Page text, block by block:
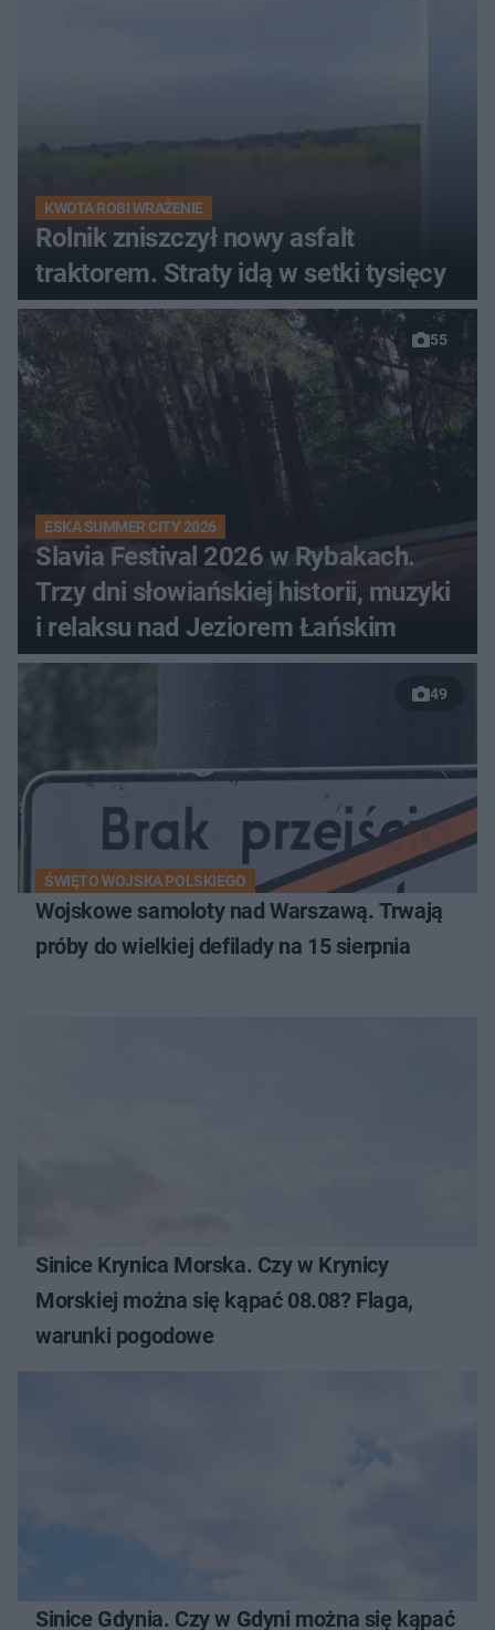
KWOTA ROBI WRAŻENIE
Rolnik zniszczył nowy asfalt
traktorem. Straty idą w setki tysięcy
55
ESKA SUMMER CITY 2026
Slavia Festival 2026 w Rybakach.
Trzy dni słowiańskiej historii, muzyki
i relaksu nad Jeziorem Łańskim
49
ŚWIĘTO WOJSKA POLSKIEGO
Wojskowe samoloty nad Warszawą. Trwają
próby do wielkiej defilady na 15 sierpnia
Sinice Krynica Morska. Czy w Krynicy
Morskiej można się kąpać 08.08? Flaga,
warunki pogodowe
Sinice Gdynia. Czy w Gdyni można się kąpać